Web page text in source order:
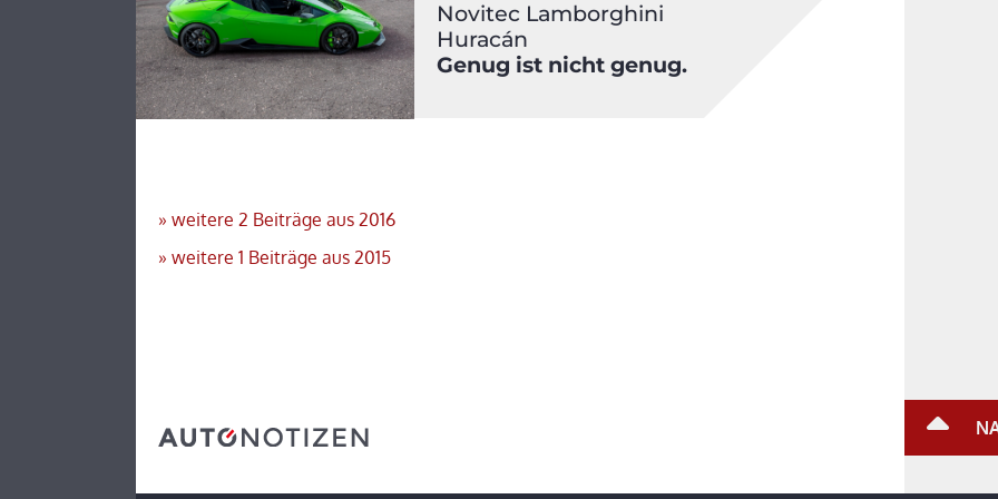
Novitec Lamborghini
Huracán
Genug ist nicht genug.
» weitere 2 Beiträge aus 2016
» weitere 1 Beiträge aus 2015